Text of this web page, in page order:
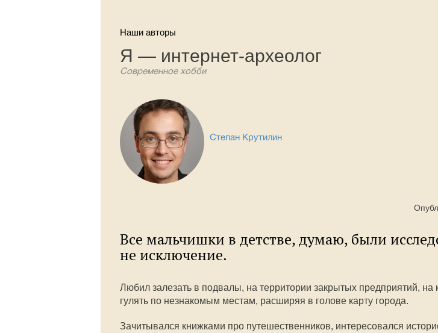
Наши авторы
Я — интернет-археолог
Современное хобби
Степан Крутилин
Все мальчишки в детстве, думаю, были
не исключение.
Любил залезать в подвалы, на территории закрытых предприятий,
гулять по незнакомым местам, расширяя в голове карту города.
Зачитывался книжками про путешественников, интересовался